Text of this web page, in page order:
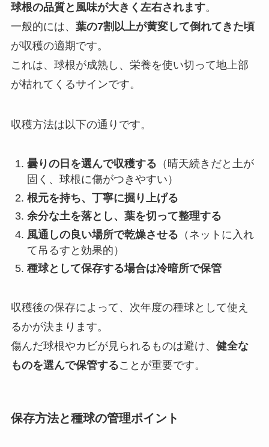
球根の品質と風味が大きく左右されます。
一般的には、 葉の7割以上が黄変して倒れてきた頃
が収穫の適期です。
これは、球根が成熟し、栄養を使い切って地上部
が枯れてくるサインです。
収穫方法は以下の通りです。
曇りの日を選んで収穫する （晴天続きだと土が
固く、球根に傷がつきやすい）
根元を持ち、丁寧に掘り上げる
余分な土を落とし、葉を切って整理する
風通しの良い場所で乾燥させる （ネットに入れ
て吊るすと効果的）
種球として保存する場合は冷暗所で保管
収穫後の保存によって、次年度の種球として使え
るかが決まります。
傷んだ球根やカビが見られるものは避け、 健全な
ものを選んで保管することが重要です。
保存方法と種球の管理ポイント